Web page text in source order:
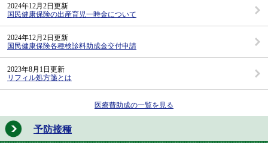
2024年12月2日更新
国民健康保険の出産育児一時金について
2024年12月2日更新
国民健康保険各種検診料助成金交付申請
2023年8月1日更新
リフィル処方箋とは
医療費助成の一覧を見る
予防接種